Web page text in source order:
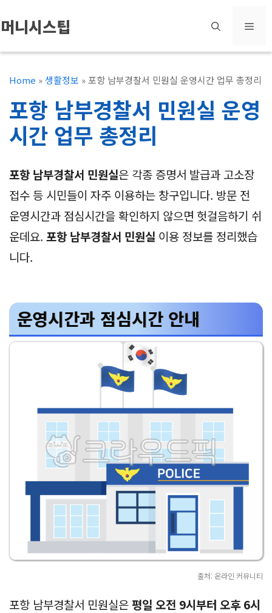
텐
츠
머니시스팁 메
Home »생활정보 »포항 남부경찰서 민원실 운영시간 업무 총정리
포항 남부경찰서 민원실 운영
시간 업무 총정리
포항 남부경찰서 민원실은 각종 증명서 발급과 고소장
접수 등 시민들이 자주 이용하는 창구입니다. 방문 전
운영시간과 점심시간을 확인하지 않으면 헛걸음하기 쉬
운데요. 포항 남부경찰서 민원실 이용 정보를 정리했습
니다.
운영시간과 점심시간 안내
출처: 온라인 커뮤니티
포항 남부경찰서 민원실은평일 오전 9시부터 오후 6시